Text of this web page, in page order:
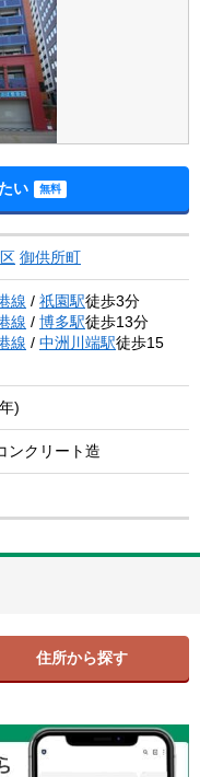
い
御供所町
線 / 祇園駅徒歩3分
線 / 博多駅徒歩13分
線 / 中洲川端駅徒歩15
)
ンクリート造
住所から探す